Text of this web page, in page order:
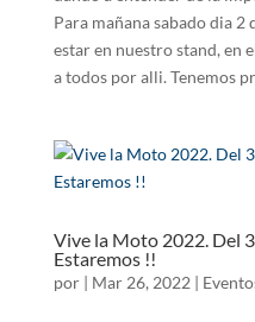
Para mañana sabado dia
estar en nuestro stand, en
a todos por alli. Tenemos
Vive la Moto 2022. Del
Estaremos !!
por | Mar 26, 2022 |